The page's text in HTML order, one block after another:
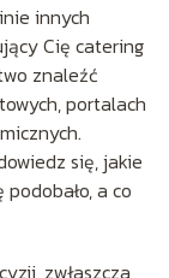
innych
Cię catering
znaleźć
portalach
się, jakie
a co
zwłaszcza